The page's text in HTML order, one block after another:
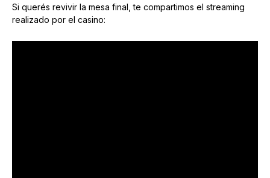
Si querés revivir la mesa final, te compartimos el streaming
realizado por el casino: